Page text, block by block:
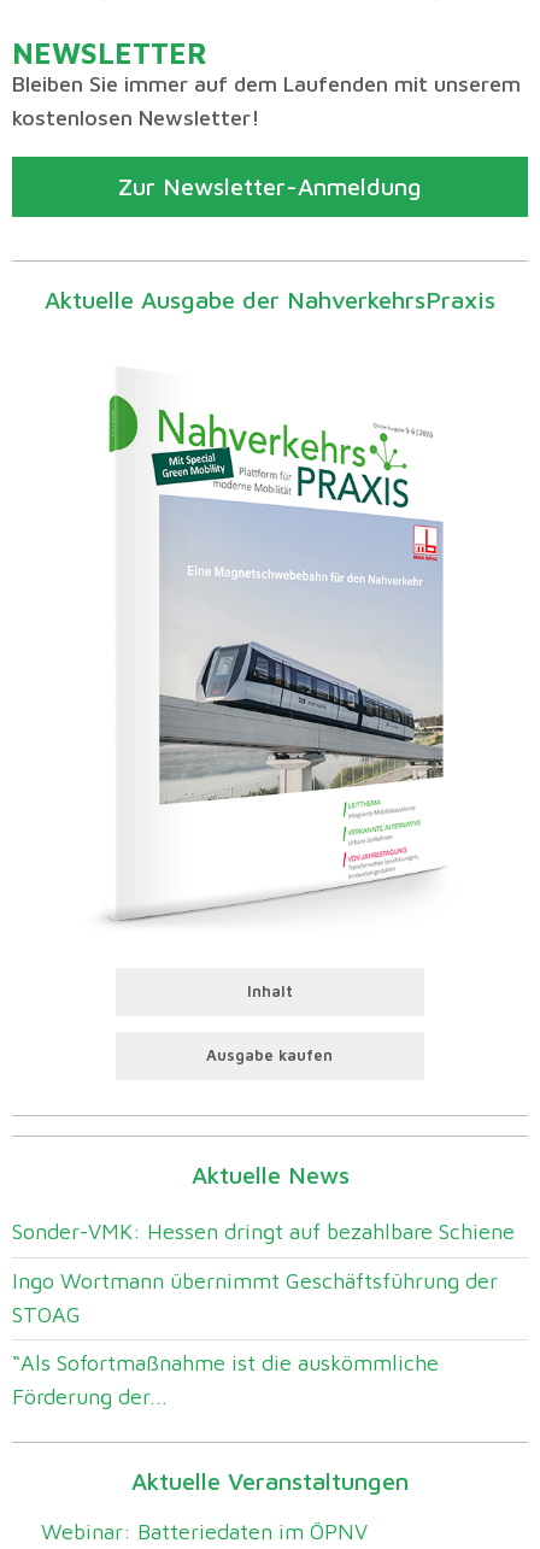
NEWSLETTER
Bleiben Sie immer auf dem Laufenden mit unserem
kostenlosen Newsletter!
Zur Newsletter-Anmeldung
Aktuelle Ausgabe der NahverkehrsPraxis
Inhalt
Ausgabe kaufen
Aktuelle News
Sonder-VMK: Hessen dringt auf bezahlbare Schiene
Ingo Wortmann übernimmt Geschäftsführung der
STOAG
“Als Sofortmaßnahme ist die auskömmliche
Förderung der...
Aktuelle Veranstaltungen
Webinar: Batteriedaten im ÖPNV